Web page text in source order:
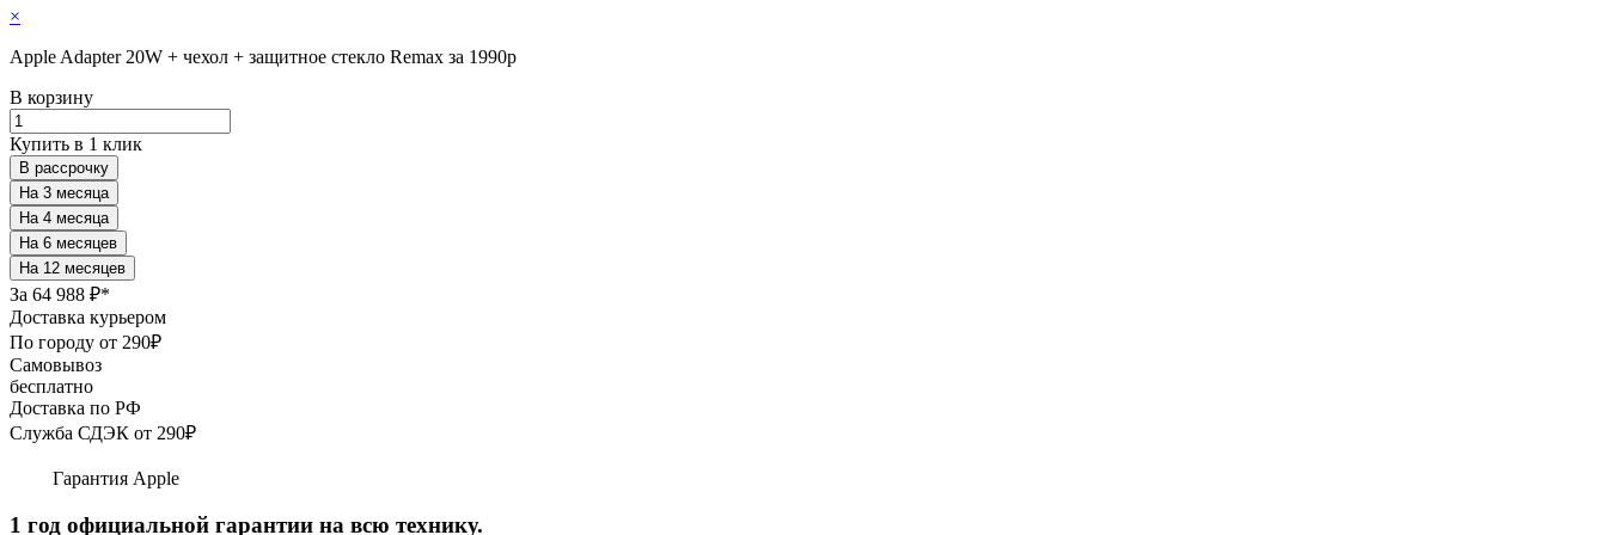
×
Apple Adapter 20W + чехол + защитное стекло Remax за 1990р
В корзину
Купить в 1 клик
В рассрочку
За 64 988 ₽*
Доставка курьером
По городу от 290₽
Самовывоз
бесплатно
Доставка по РФ
Служба СДЭК от 290₽
Гарантия Apple
1 год официальной гарантии на всю технику.